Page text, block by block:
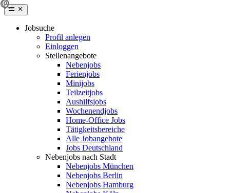
Jobsuche
Profil anlegen
Einloggen
Stellenangebote
Nebenjobs
Ferienjobs
Minijobs
Teilzeitjobs
Aushilfsjobs
Wochenendjobs
Home-Office Jobs
Tätigkeitsbereiche
Alle Jobangebote
Jobs Deutschland
Nebenjobs nach Stadt
Nebenjobs München
Nebenjobs Berlin
Nebenjobs Hamburg